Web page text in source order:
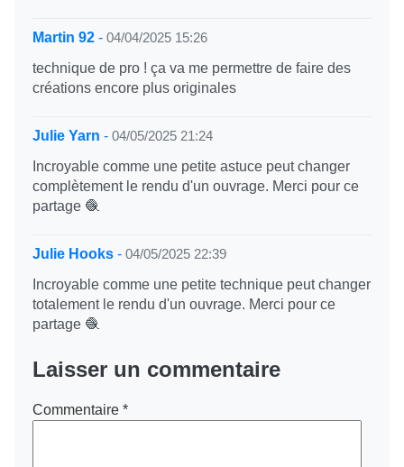
Martin 92 - 04/04/2025 15:26
technique de pro ! ça va me permettre de faire des
créations encore plus originales
Julie Yarn - 04/05/2025 21:24
Incroyable comme une petite astuce peut changer
complètement le rendu d'un ouvrage. Merci pour ce
partage 🧶
Julie Hooks - 04/05/2025 22:39
Incroyable comme une petite technique peut changer
totalement le rendu d'un ouvrage. Merci pour ce
partage 🧶
Laisser un commentaire
Commentaire *